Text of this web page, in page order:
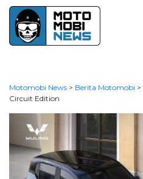
Motomobi News > Berita Motomobi >
Circuit Edition